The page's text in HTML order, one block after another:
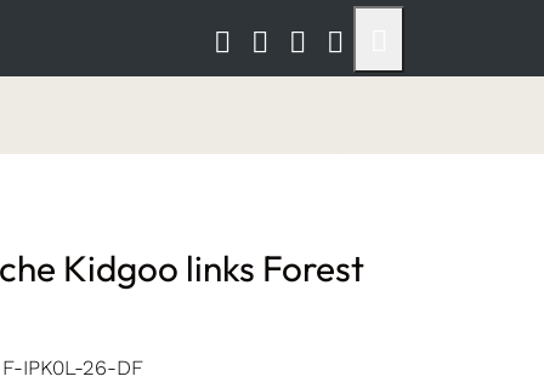
Kidgoo links Forest
F-IPK0L-26-DF